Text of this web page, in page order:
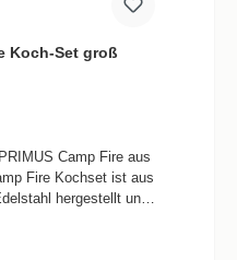
Koch-Set groß
Camp Fire aus
Fire Kochset ist aus
hergestellt und